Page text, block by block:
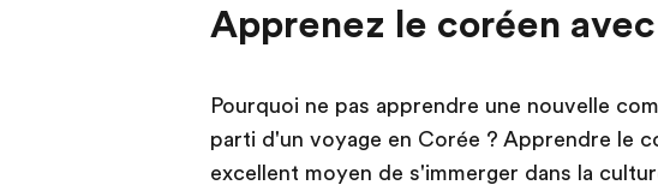
Apprenez le coréen avec
Pourquoi ne pas apprendre une nouvelle
parti d'un voyage en Corée ? Apprendre le
excellent moyen de s'immerger dans la